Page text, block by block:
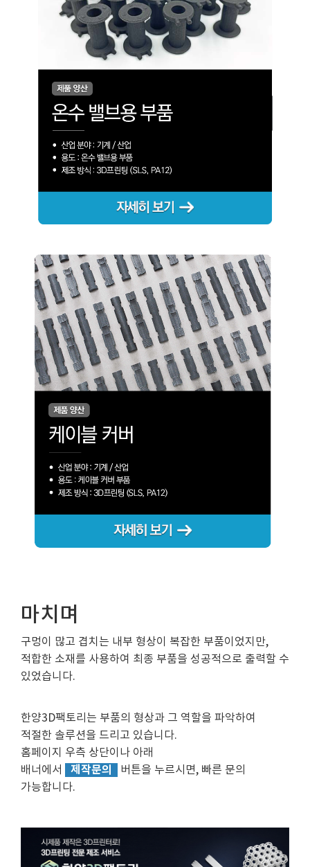
마치며
구멍이 많고 겹치는 내부 형상이 복잡한 부품이었지만,
적합한 소재를 사용하여 최종 부품을 성공적으로 출력할 수
있었습니다.
한양3D팩토리는 부품의 형상과 그 역할을 파악하여
적절한 솔루션을 드리고 있습니다.
홈페이지 우측 상단이나 아래
배너에서
제작문의
버튼을 누르시면, 빠른 문의
가능합니다.